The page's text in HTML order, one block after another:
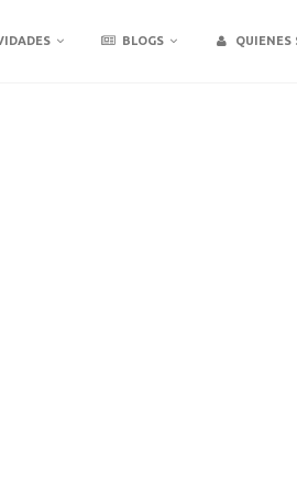
BLOGS QUIENES